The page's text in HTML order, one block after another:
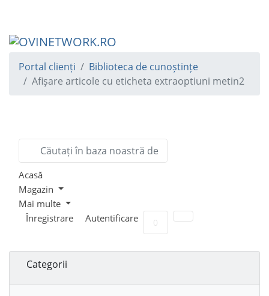
Portal clienți
Biblioteca de cunoștințe
Afișare articole cu eticheta extraoptiuni metin2
Acasă
Magazin
Mai multe
Înregistrare
Autentificare 0 Coș de cumpărături
Categorii